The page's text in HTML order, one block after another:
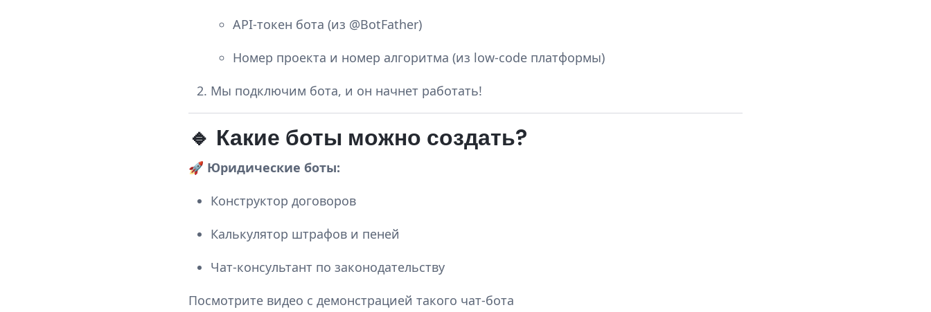
API-токен бота (из @BotFather)
Номер проекта и номер алгоритма (из low-code платформы)
Мы подключим бота, и он начнет работать!
🔹 Какие боты можно создать?
🚀 Юридические боты:
Конструктор договоров
Калькулятор штрафов и пеней
Чат-консультант по законодательству
Посмотрите видео с демонстрацией такого чат-бота